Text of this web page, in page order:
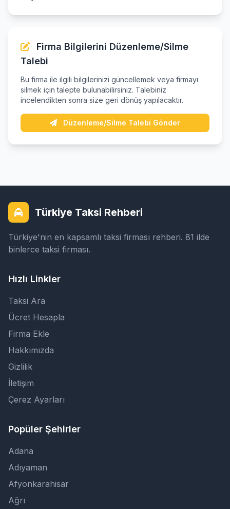
Firma Bilgilerini Düzenleme/Silme
Talebi
Bu firma ile ilgili bilgilerinizi güncellemek veya firmayı
silmek için talepte bulunabilirsiniz. Talebiniz
incelendikten sonra size geri dönüş yapılacaktır.
Düzenleme/Silme Talebi Gönder
Türkiye Taksi Rehberi
Türkiye'nin en kapsamlı taksi firması rehberi. 81 ilde
binlerce taksi firması.
Hızlı Linkler
Taksi Ara
Ücret Hesapla
Firma Ekle
Hakkımızda
Gizlilik
İletişim
Çerez Ayarları
Popüler Şehirler
Adana
Adıyaman
Afyonkarahisar
Ağrı